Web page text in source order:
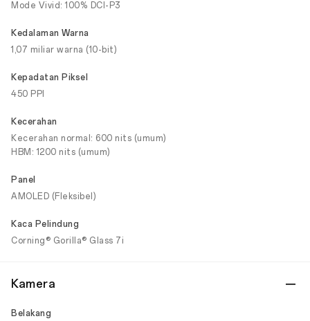
Mode Vivid: 100% DCI-P3
Kedalaman Warna
1,07 miliar warna (10-bit)
Kepadatan Piksel
450 PPI
Kecerahan
Kecerahan normal: 600 nits (umum)
HBM: 1200 nits (umum)
Panel
AMOLED (Fleksibel)
Kaca Pelindung
Corning® Gorilla® Glass 7i
Kamera
Belakang